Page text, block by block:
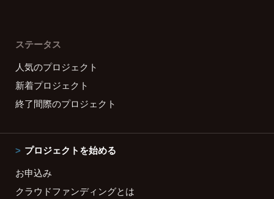
ステータス
人気のプロジェクト
新着プロジェクト
終了間際のプロジェクト
プロジェクトを始める
お申込み
クラウドファンディングとは